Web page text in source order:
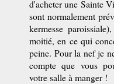
d'acheter une Sainte
sont normalement
kermesse
moitié, en ce qui
peine. Pour la nef je
compte que vous
votre salle à manger !